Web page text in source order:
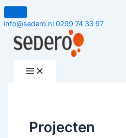
Ga
naar
inhoud
info@sedero.nl 0299 74 33 97
Projecten